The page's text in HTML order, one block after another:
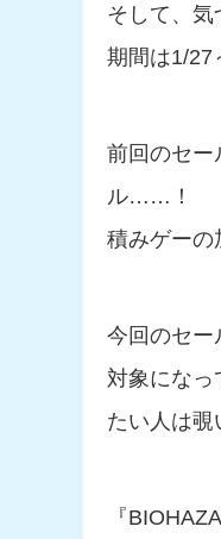
そして、気
期間は1/27
前回のセー
ル……！
積みゲーの
今回のセー
対象にな
たい人は覗
『